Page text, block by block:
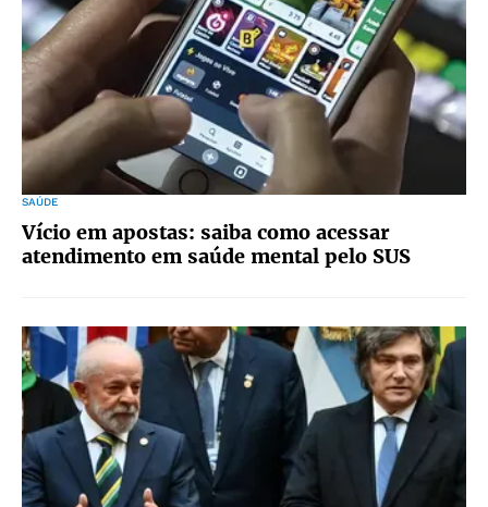
SAÚDE
Vício em apostas: saiba como acessar
atendimento em saúde mental pelo SUS